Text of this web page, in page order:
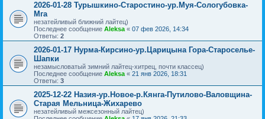
2026-01-28 Турышкино-Старостино-ур.Муя-Сологубовка-
Мга
незатейливый ближний лайтец)
Последнее сообщение Aleksa « 07 фев 2026, 14:34
Ответы: 2
2026-01-17 Нурма-Кирсино-ур.Царицына Гора-Староселье-
Шапки
незамысловатый зимний лайтец-хитрец, почти классец)
Последнее сообщение Aleksa « 21 янв 2026, 18:31
Ответы: 3
2025-12-22 Назия-ур.Новое-р.Кянга-Путилово-Валовщина-
Старая Мельница-Жихарево
незатейливый межсезонный лайтец)